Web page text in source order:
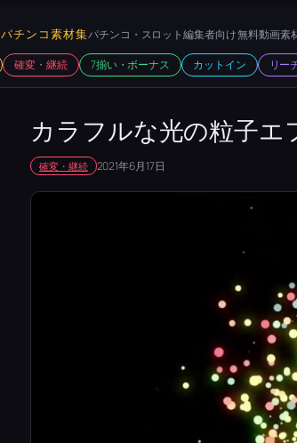
パチンコ素材集パチンコ・スロット編集者向け 無料動画素
確変・継続 7揃い・ボーナス カットイン リー
カラフルな光の粒子エ
確変・継続 2021年6月17日